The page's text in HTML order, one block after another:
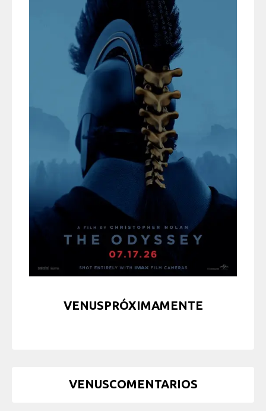
VENUSPRÓXIMAMENTE
VENUSCOMENTARIOS